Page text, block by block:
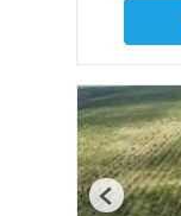
Previous